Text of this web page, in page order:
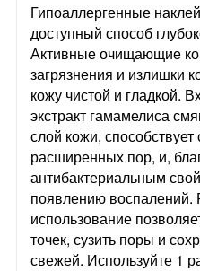
Гипоаллергенные
доступный способ
Активные очищающие
загрязнения и излишки
кожу чистой и гладкой.
экстракт гамамелиса
слой кожи,
расширенных пор, и,
антибактериальным
появлению воспалений.
использование
точек, сузить поры и
свежей. Используйте 1